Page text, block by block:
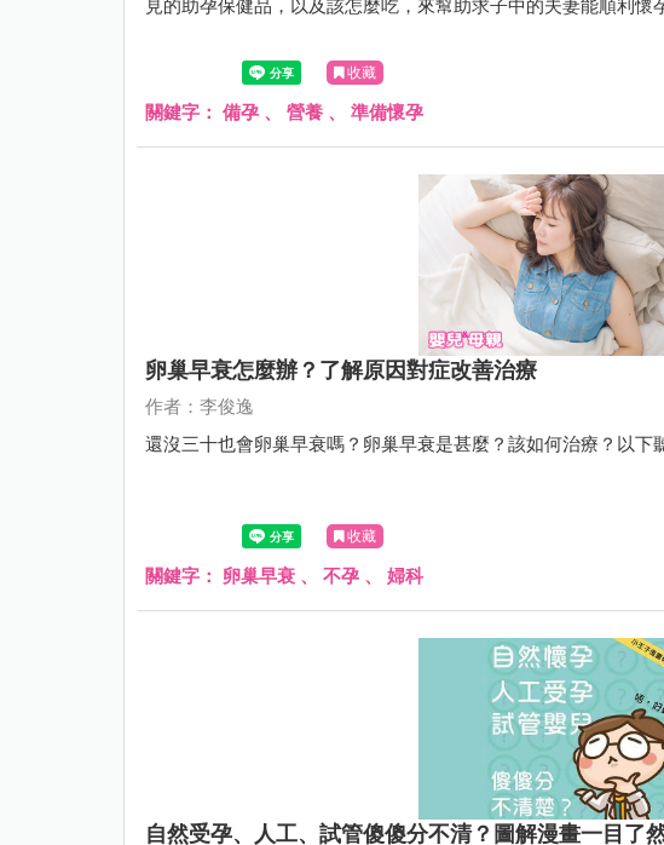
見的助孕保健品，以及該怎麼吃，來幫助求子中的夫妻能順利懷
收藏
關鍵字： 備孕 、 營養 、 準備懷孕
卵巢早衰怎麼辦？了解原因對症改善治療
作者：李俊逸
還沒三十也會卵巢早衰嗎？卵巢早衰是甚麼？該如何治療？以下
收藏
關鍵字： 卵巢早衰 、 不孕 、 婦科
自然受孕、人工、試管傻傻分不清？圖解漫畫一目了